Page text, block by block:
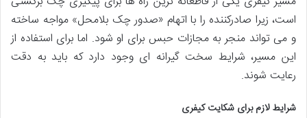
است، زیرا صادرکننده را با اتهام «صدور چک بلامحل» مواجه ساخته
و می تواند منجر به مجازات حبس برای او شود. اما برای استفاده از
این مسیر، شرایط سخت گیرانه ای وجود دارد که باید به دقت
رعایت شوند.
شرایط لازم برای شکایت کیفری